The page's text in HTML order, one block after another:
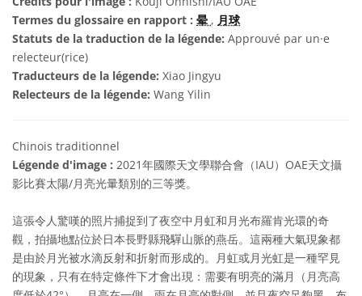
Termes du glossaire en rapport : 晕 , 月球
Statuts de la traduction de la légende: Approuvé par un·e
relecteur(rice)
Traducteurs de la légende: Xiao Jingyu
Relecteurs de la légende: Wang Yilin
Chinois traditionnel
Légende d'image : 2021年國際天文學聯合會（IAU）OAE天文攝
影比賽太陽/月亮光暈類別的三等獎。
這張令人驚嘆的照片捕捉到了夜空中月虹和月光布羅肯光環的奇
觀，拍攝地點位於日本長野縣飛驒山脈的燕岳。這兩種大氣現象都
是由於月光被水滴反射和折射而形成的。月虹或月光虹是一種罕見
的現象，只有在特定條件下才會出現：需要有明亮的滿月（月亮高